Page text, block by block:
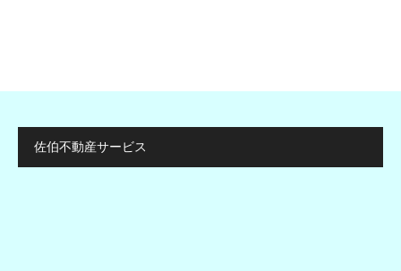
佐伯不動産サービス